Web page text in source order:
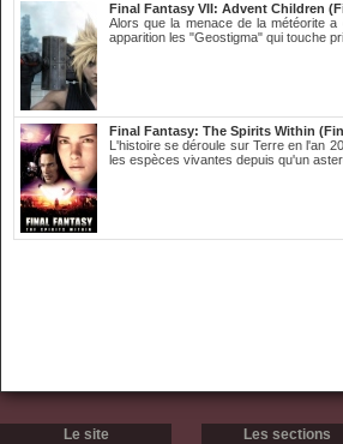
Final Fantasy VII: Advent Children
Alors que la menace de la météorite
apparition les "Geostigma" qui touche
Final Fantasy: The Spirits Within
L'histoire se déroule sur Terre en l'an
les espèces vivantes depuis qu'un
Le site
Les sections